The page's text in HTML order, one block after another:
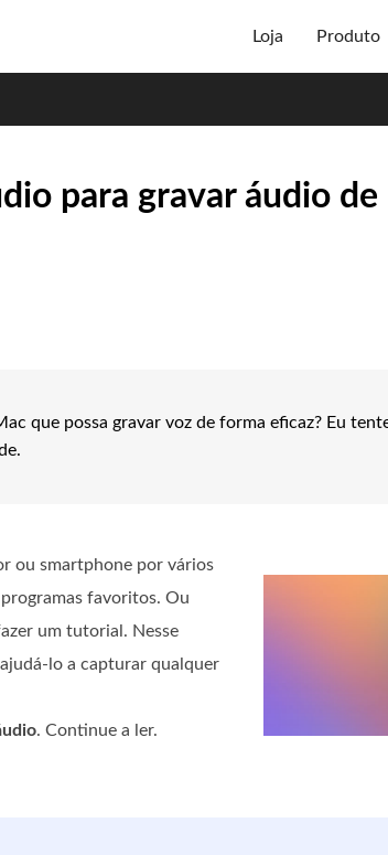
Loja Produto
para gravar áudio de
que possa gravar voz de forma eficaz? Eu
ou smartphone por vários
favoritos. Ou
um tutorial. Nesse
lo a capturar qualquer
. Continue a ler.